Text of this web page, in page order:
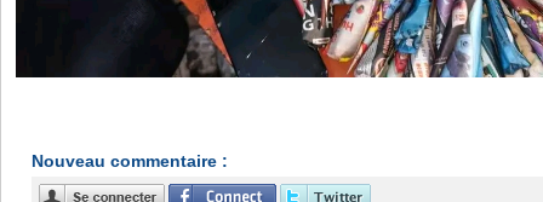
Nouveau commentaire :